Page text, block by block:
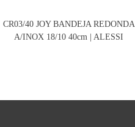
CR03/40 JOY BANDEJA REDONDA
A/INOX 18/10 40cm | ALESSI